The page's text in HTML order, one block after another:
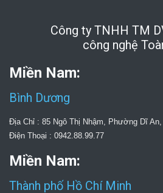
Công ty TNHH TM
công nghệ
Miền Nam:
Bình Dương
Địa Chỉ : 85 Ngô Thị Nhậm, Phường Dĩ
Điện Thoại : 0942.88.99.77
Miền Nam:
Thành phố Hồ Chí Minh